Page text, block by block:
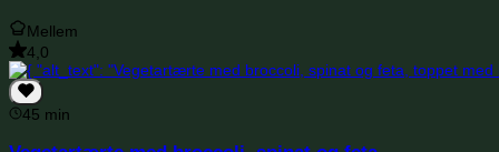
Mellem
4,0
45 min